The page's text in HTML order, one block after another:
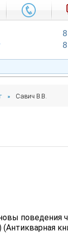
» Савич В.В.
поведения